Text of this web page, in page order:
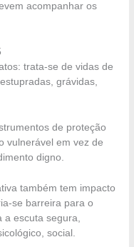
acompanhar os
trata-se de vidas de
grávidas,
de proteção
vulnerável em vez de
digno.
também tem impacto
se barreira para o
escuta segura,
social.